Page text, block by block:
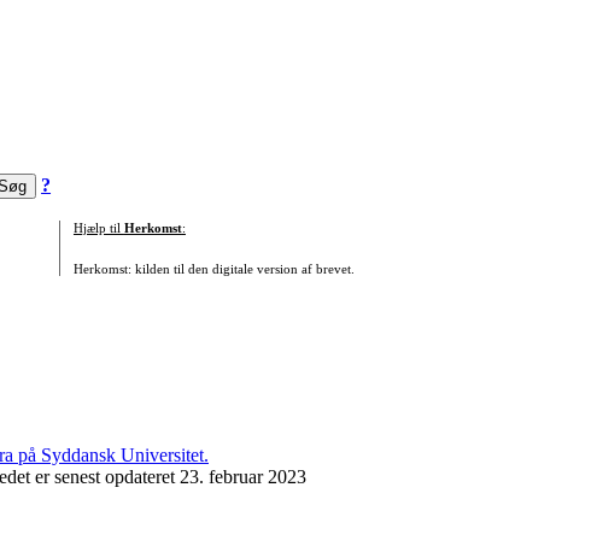
?
Hjælp til Herkomst:
Herkomst: kilden til den digitale version af brevet.
er senest opdateret 23. februar 2023